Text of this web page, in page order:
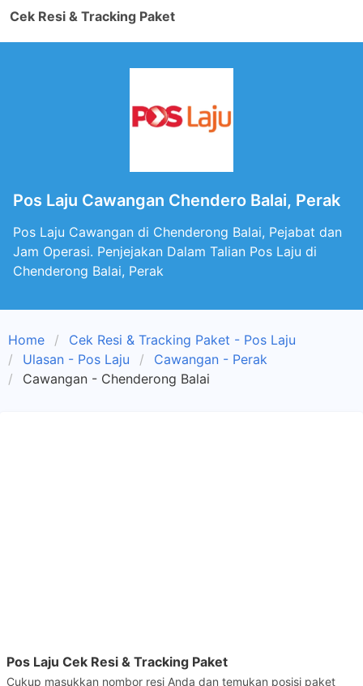
Cek Resi & Tracking Paket
Pos Laju Cawangan Chendero Balai, Perak
Pos Laju Cawangan di Chenderong Balai, Pejabat dan
Jam Operasi. Penjejakan Dalam Talian Pos Laju di
Chenderong Balai, Perak
Home
Cek Resi & Tracking Paket - Pos Laju
Ulasan - Pos Laju
Cawangan - Perak
Cawangan - Chenderong Balai
Pos Laju Cek Resi & Tracking Paket
Cukup masukkan nombor resi Anda dan temukan posisi paket